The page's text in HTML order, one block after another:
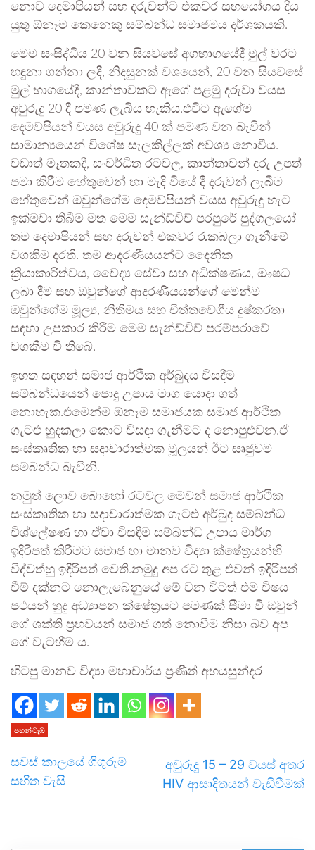
නොව දෙමාපියන් සහ දරුවන්ට එකවර සහයෝගය දිය
යුතු ඕනෑම කෙනෙකු සම්බන්ධ සමාජමය දර්ශකයකි.
මෙම සංසිද්ධිය 20 වන සියවසේ අගභාගයේදී මුල් වරට
හඳුනා ගන්නා ලදී, නිදසුනක් වශයෙන්, 20 වන සියවසේ
මුල් භාගයේදී, කාන්තාවකට ඇගේ පළමු දරුවා වයස
අවුරුදු 20 දී පමණ ලැබිය හැකිය.එවිට ඇගේම
දෙමව්පියන් වයස අවුරුදු 40 ක් පමණ වන බැවින්
සාමාන්‍යයෙන් විශේෂ සැලකිල්ලක් අවශ්‍ය නොවීය.
වඩාත් මෑතකදී, සංවර්ධිත රටවල, කාන්තාවන් දරු උපත්
පමා කිරීම හේතුවෙන් හා මැදි වියේ දී දරුවන් ලැබීම
හේතුවෙන් ඔවුන්ගේම දෙමව්පියන් වයස අවුරුදු හැට
ඉක්මවා තිබීම මත මෙම සැන්ඩ්විච් පරපුරේ පුද්ගලයෝ
තම දෙමාපියන් සහ දරුවන් එකවර රැකබලා ගැනීමේ
වගකීම දරති. තම ආදරණීයයන්ට දෛනික
ක්‍රියාකාරිත්වය, වෛද්‍ය සේවා සහ අධීක්ෂණය, ඖෂධ
ලබා දීම සහ ඔවුන්ගේ ආදරණීයයන්ගේ මෙන්ම
ඔවුන්ගේම මූල්‍ය, නීතිමය සහ චිත්තවේගීය දුෂ්කරතා
සඳහා උපකාර කිරීම මෙම සැන්ඩ්විච් පරම්පරාවේ
වගකීම වී තිබේ.
ඉහත සඳහන් සමාජ ආර්ථික අර්බුදය විසඳීම
සම්බන්ධයෙන් පොදු උපාය මාග යොදා ගත්
නොහැක.එමෙන්ම ඕනෑම සමාජයක සමාජ ආර්ථික
ගැටළු හුදකලා කොට විසඳා ගැනීමට ද නොපුළුවන.ඒ
සංස්කෘතික හා සදාචාරාත්මක මූලයන් ඊට සෘජුවම
සම්බන්ධ බැවිනි.
නමුත් ලොව බොහෝ රටවල මෙවන් සමාජ ආර්ථික
සංස්කෘතික හා සදාචාරාත්මක ගැටළු අර්බුද සම්බන්ධ
විශ්ලේෂණ හා ඒවා විසඳීම සම්බන්ධ උපාය මාර්ග
ඉදිරිපත් කිරීමට සමාජ හා මානව විද්‍යා ක්ෂේත්‍රයන්හි
විද්වත්හු ඉදිරිපත් වෙති.නමුදු අප රට තුළ එවන් ඉදිරිපත්
වීම් දක්නට නොලැබෙනුයේ මේ වන විටත් එම විෂය
පථයන් හුදු අධ්‍යාපන ක්ෂේත්‍රයට පමණක් සීමා වී ඔවුන්
ගේ ශක්ති ප්‍රභවයන් සමාජ ගත් නොවීම නිසා බව අප
ගේ වැටහීම ය.
හිටපු මානව විද්‍යා මහාචාර්ය ප්‍රණීත් අභයසුන්දර
පහන් ටැඹ
සවස් කාලයේ ගිගුරුම්
සහිත වැසි
අවුරුදු 15 – 29 වයස් අතර
HIV ආසාදිතයන් වැඩිවීමක්